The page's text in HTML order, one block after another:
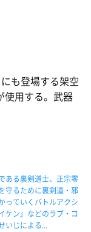
も登場する架空
使用する。武器
ある裏剣道士、正宗零
守るために裏剣道・邪
っていくバトルアクシ
ケン』などのラブ・コ
いじによる...